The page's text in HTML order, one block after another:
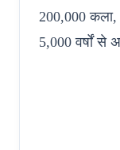
200,000 कला,
5,000 वर्षों से